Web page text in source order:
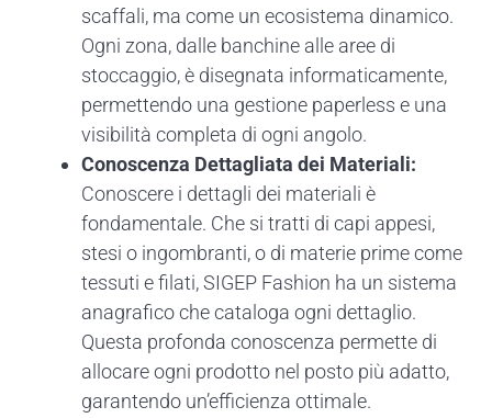
scaffali, ma come un ecosistema dinamico.
Ogni zona, dalle banchine alle aree di
stoccaggio, è disegnata informaticamente,
permettendo una gestione paperless e una
visibilità completa di ogni angolo.
Conoscenza Dettagliata dei Materiali:
Conoscere i dettagli dei materiali è
fondamentale. Che si tratti di capi appesi,
stesi o ingombranti, o di materie prime come
tessuti e filati, SIGEP Fashion ha un sistema
anagrafico che cataloga ogni dettaglio.
Questa profonda conoscenza permette di
allocare ogni prodotto nel posto più adatto,
garantendo un’efficienza ottimale.